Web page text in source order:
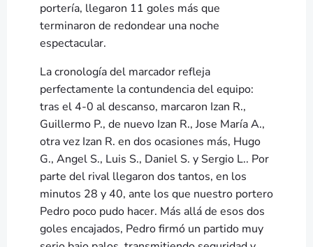
portería, llegaron 11 goles más que
terminaron de redondear una noche
espectacular.
La cronología del marcador refleja
perfectamente la contundencia del equipo:
tras el 4-0 al descanso, marcaron Izan R.,
Guillermo P., de nuevo Izan R., Jose María A.,
otra vez Izan R. en dos ocasiones más, Hugo
G., Angel S., Luis S., Daniel S. y Sergio L.. Por
parte del rival llegaron dos tantos, en los
minutos 28 y 40, ante los que nuestro portero
Pedro poco pudo hacer. Más allá de esos dos
goles encajados, Pedro firmó un partido muy